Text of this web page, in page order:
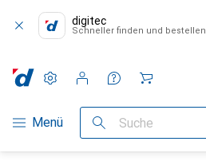
digitec
Schneller finden und bestellen
Navigation nach Kategorien
Menü Suche
Einstellungen
Kundenkonto
Vergleichslisten
Merklisten
Warenkorb